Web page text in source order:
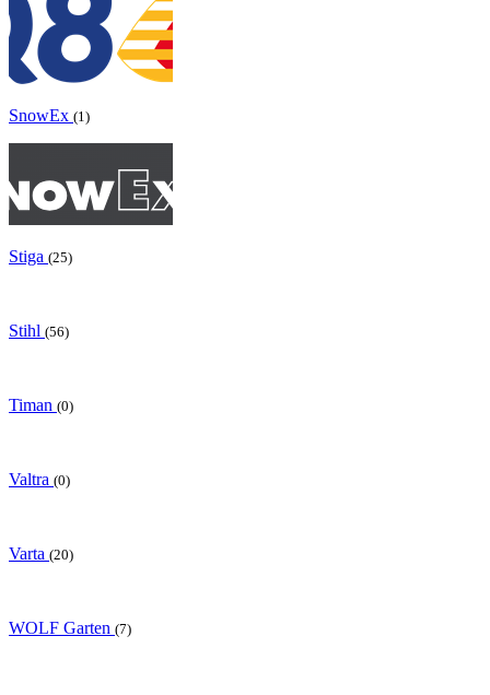
SnowEx (1)
Stiga (25)
Stihl (56)
Timan (0)
Valtra (0)
Varta (20)
WOLF Garten (7)